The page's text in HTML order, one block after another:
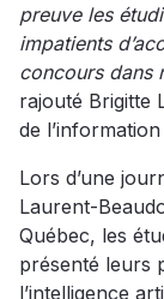
preuve les
impatients
concours dans
rajouté Brigitte
de
Lors d’une
Laurent-
Québec, les
présenté leurs
l’intelligence